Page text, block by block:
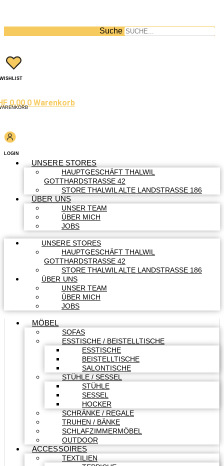
Suche
WISHLIST
0.00 0 Warenkorb
LOGIN
UNSERE STORES
HAUPTGESCHÄFT THALWIL
GOTTHARDSTRASSE 42
STORE THALWIL ALTE LANDSTRASSE 186
ÜBER UNS
UNSER TEAM
ÜBER MICH
JOBS
UNSERE STORES
HAUPTGESCHÄFT THALWIL
GOTTHARDSTRASSE 42
STORE THALWIL ALTE LANDSTRASSE 186
ÜBER UNS
UNSER TEAM
ÜBER MICH
JOBS
MÖBEL
SOFAS
ESSTISCHE / BEISTELLTISCHE
ESSTISCHE
BEISTELLTISCHE
SALONTISCHE
STÜHLE / SESSEL
STÜHLE
SESSEL
HOCKER
SCHRÄNKE / REGALE
TRUHEN / BÄNKE
SCHLAFZIMMERMÖBEL
OUTDOOR
ACCESSOIRES
TEXTILIEN